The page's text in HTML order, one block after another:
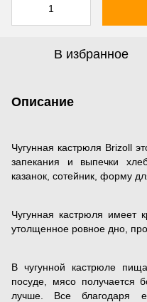
В избранное
Описание
Чугунная кастрюля Brizoll
запекания и выпечки
казанок, сотейник, форму
Чугунная кастрюля имеет
утолщенное ровное дно,
В чугунной кастрюле
посуде, мясо получается
лучше. Все благодаря